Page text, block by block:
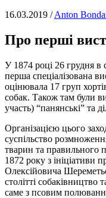
16.03.2019 /Anton
Про перші
У 1874 році 26 грудня в
перша спеціалізована
оцінювала 17 груп
собак. Також там були
участь) “панянські” та
Організацією цього
суспільство
тварин та правильного
1872 року з ініціативи
Олексійовича
столітті собаківництво
саме з псовим